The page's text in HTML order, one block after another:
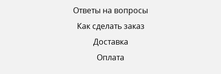
ОТПРАВИТЬ ОТЗЫВ
Ответы на вопросы
Как сделать заказ
Доставка
Оплата